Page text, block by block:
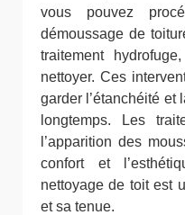
vous pouvez
démoussage de
traitement
nettoyer. Ces
garder l’étanchéité et
longtemps. Les
l’apparition des
confort et
nettoyage de toit est
et sa tenue.